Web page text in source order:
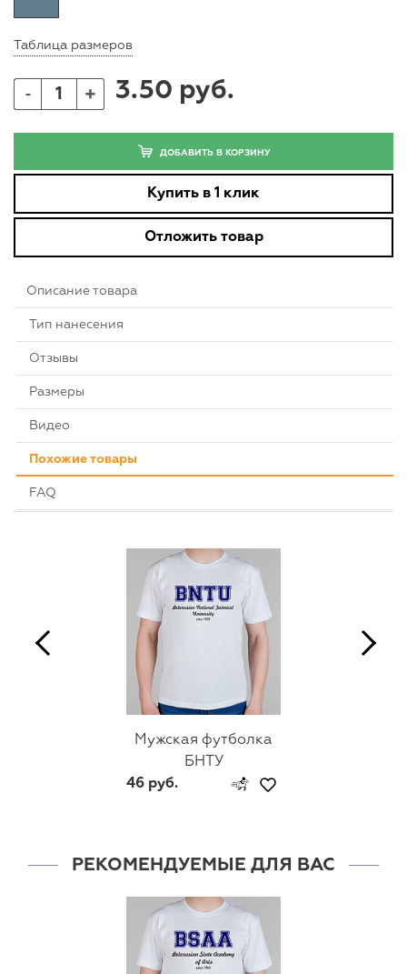
Таблица размеров
- + 3.50 руб.
ДОБАВИТЬ В КОРЗИНУ
Купить в 1 клик
Отложить товар
Описание товара
Тип нанесения
Отзывы
Размеры
Видео
Похожие товары
FAQ
Мужская футболка
БНТУ
46 руб.
РЕКОМЕНДУЕМЫЕ ДЛЯ ВАС